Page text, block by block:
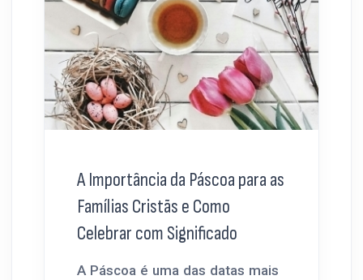
A Importância da Páscoa para as
Famílias Cristãs e Como
Celebrar com Significado
A Páscoa é uma das datas mais